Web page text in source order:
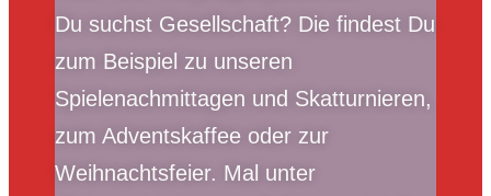
Du suchst Gesellschaft? Die findest Du
zum Beispiel zu unseren
Spielenachmittagen und Skatturnieren,
zum Adventskaffee oder zur
Weihnachtsfeier. Mal unter